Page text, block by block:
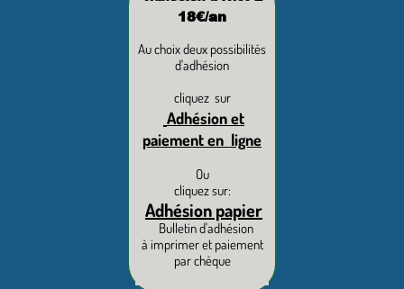
18€/an
Au choix deux possibilités
d'adhésion
cliquez sur
Adhésion et
paiement en ligne
Ou
cliquez sur:
Adhésion papier
Bulletin d'adhésion
à imprimer et paiement
par chèque